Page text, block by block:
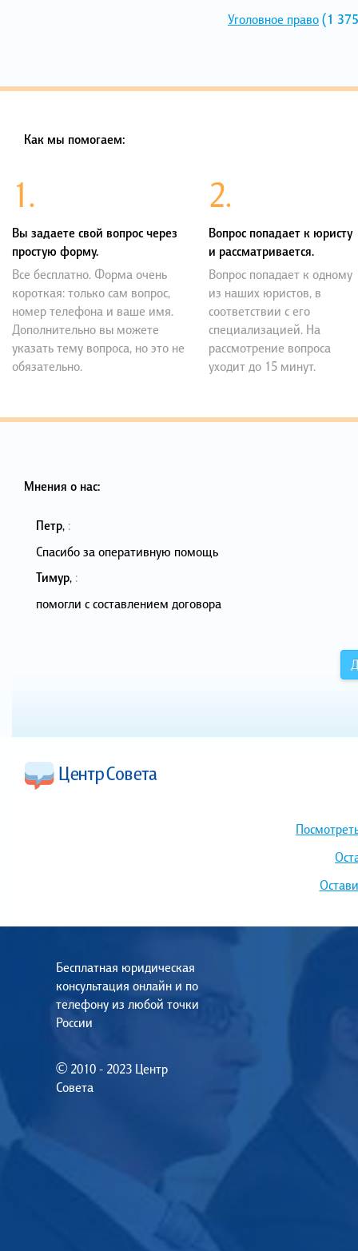
Уголовное право(1
Как мы помогаем:
1.
Вы задаете свой вопрос через
простую форму.
Все бесплатно. Форма очень
короткая: только сам вопрос,
номер телефона и ваше имя.
Дополнительно вы можете
указать тему вопроса, но это не
обязательно.
2.
Вопрос попадает к юристу
и рассматривается.
Вопрос попадает к одному
из наших юристов, в
соответствии с его
специализацией. На
рассмотрение вопроса
уходит до 15 минут.
Мнения о нас:
Петр, :
Спасибо за оперативную помощь
Тимур, :
помогли с составлением договора
Бесплатная юридическая
консультация онлайн и по
телефону из любой точки
России
© 2010 - 2023 Центр
Совета